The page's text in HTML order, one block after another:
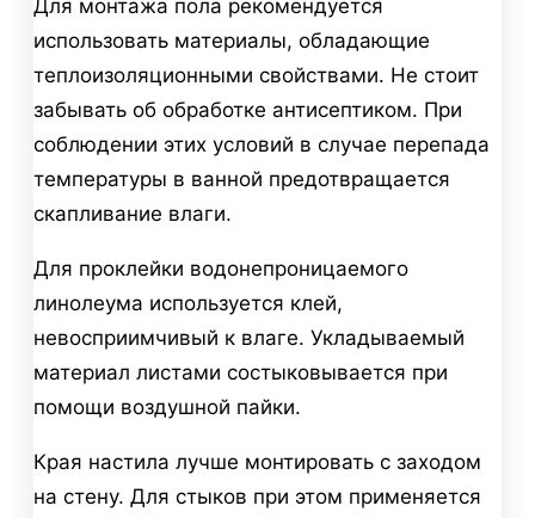
Для монтажа пола рекомендуется
использовать материалы, обладающие
теплоизоляционными свойствами. Не стоит
забывать об обработке антисептиком. При
соблюдении этих условий в случае перепада
температуры в ванной предотвращается
скапливание влаги.
Для проклейки водонепроницаемого
линолеума используется клей,
невосприимчивый к влаге. Укладываемый
материал листами состыковывается при
помощи воздушной пайки.
Края настила лучше монтировать с заходом
на стену. Для стыков при этом применяется